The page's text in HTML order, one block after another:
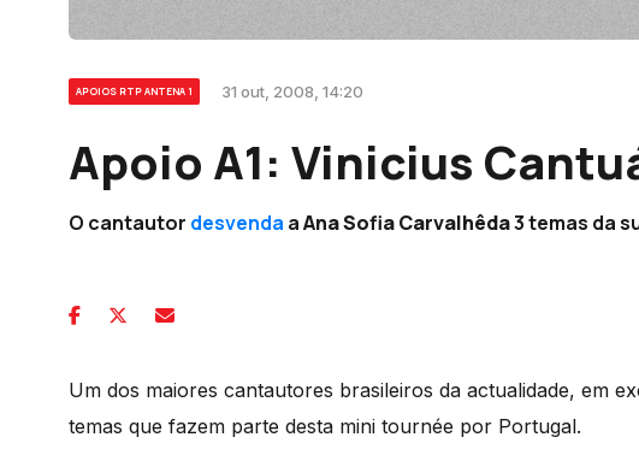
APOIOS RTP ANTENA 1 31 out, 2008, 14:20
Apoio A1: Vinicius
O cantautor desvenda aAna Sofia Carvalhêda3 temas da
Um dos maiores cantautores brasileiros da actualidade, em
temas que fazem parte desta mini tournée por Portugal.